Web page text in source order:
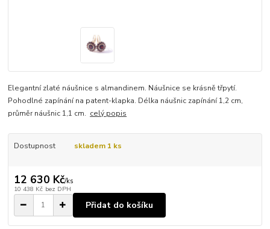
Elegantní zlaté náušnice s almandinem. Náušnice se krásně třpytí.
Pohodlné zapínání na patent-klapka. Délka náušnic zapínání 1,2 cm,
průměr náušnic 1,1 cm. celý popis
Dostupnost skladem 1 ks
12 630 Kč/ks
10 438 Kč bez DPH
Přidat do košíku